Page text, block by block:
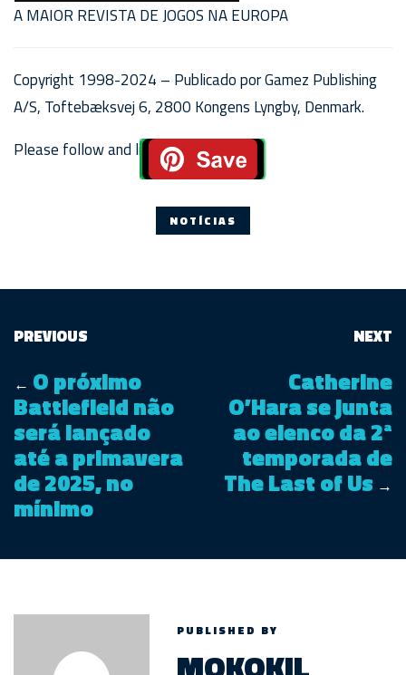
A MAIOR REVISTA DE JOGOS NA EUROPA
Copyright 1998-2024 – Publicado por Gamez Publishing
A/S, Toftebæksvej 6, 2800 Kongens Lyngby, Denmark.
Please follow and like us:
NOTÍCIAS
PREVIOUS
← O próximo
Battlefield não
será lançado
até a primavera
de 2025, no
mínimo
NEXT
Catherine
O’Hara se junta
ao elenco da 2ª
temporada de
The Last of Us →
PUBLISHED BY